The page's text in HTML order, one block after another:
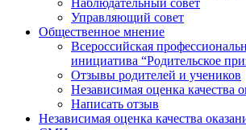
Наблюдательный совет
Управляющий совет
Общественное мнение
Всероссийская
инициатива “Родительское
Отзывы родителей и учеников
Независимая оценка качества
Написать отзыв
Независимая оценка качества